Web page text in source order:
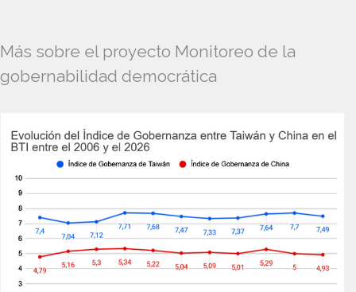
Más sobre el proyecto Monitoreo de la
gobernabilidad democrática